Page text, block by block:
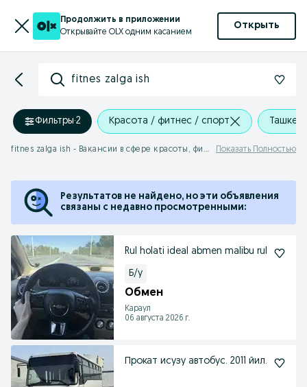
Продолжить в приложении
Открывайте OLX одним касанием
Открыть
fitnes zalga ish
Фильтры·2 Красота / фитнес / спорт
fitnes zalga ish - Вакансии в сфере красоты, фитнеса и спорта Ташкентская область Показать Полностью
Результатов не найдено, но эти объявления
связаны с недавно просмотренными:
Rul holati ideal abmen malibu rul
Б/у
Обмен
Караул
06 августа 2026 г.
Прокат исузу автобус. 2011 йил.